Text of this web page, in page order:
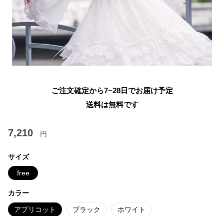
ご注文確定から7~28日でお届け予定
送料は無料です
7,210 円
サイズ
free
カラー
アプリコット ブラック ホワイト